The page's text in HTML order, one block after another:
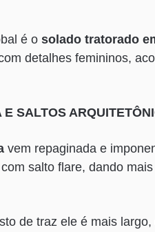
é o solado tratorado
detalhes femininos,
E SALTOS
vem repaginada e
salto flare, dando
de traz ele é mais